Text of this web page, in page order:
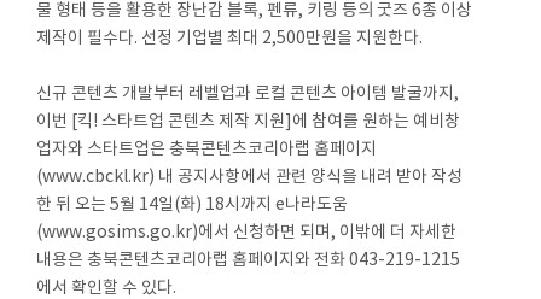
물 형태 등을 활용한 장난감 블록, 펜류, 키링 등의 굿즈 6종 이상
제작이 필수다. 선정 기업별 최대 2,500만원을 지원한다.
신규 콘텐츠 개발부터 레벨업과 로컬 콘텐츠 아이템 발굴까지,
이번 [킥! 스타트업 콘텐츠 제작 지원]에 참여를 원하는 예비창
업자와 스타트업은 충북콘텐츠코리아랩 홈페이지
(www.cbckl.kr) 내 공지사항에서 관련 양식을 내려 받아 작성
한 뒤 오는 5월 14일(화) 18시까지 e나라도움
(www.gosims.go.kr)에서 신청하면 되며, 이밖에 더 자세한
내용은 충북콘텐츠코리아랩 홈페이지와 전화 043-219-1215
에서 확인할 수 있다.